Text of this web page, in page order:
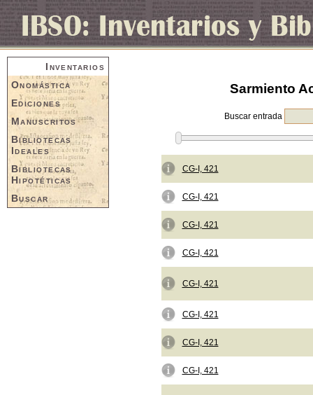
Inventarios
Onomástica
Ediciones
Manuscritos
Bibliotecas
Ideales
Bibliotecas
Hipotéticas
Buscar
Sarmiento
Buscar entrada
CG-I, 421
CG-I, 421
CG-I, 421
CG-I, 421
CG-I, 421
CG-I, 421
CG-I, 421
CG-I, 421